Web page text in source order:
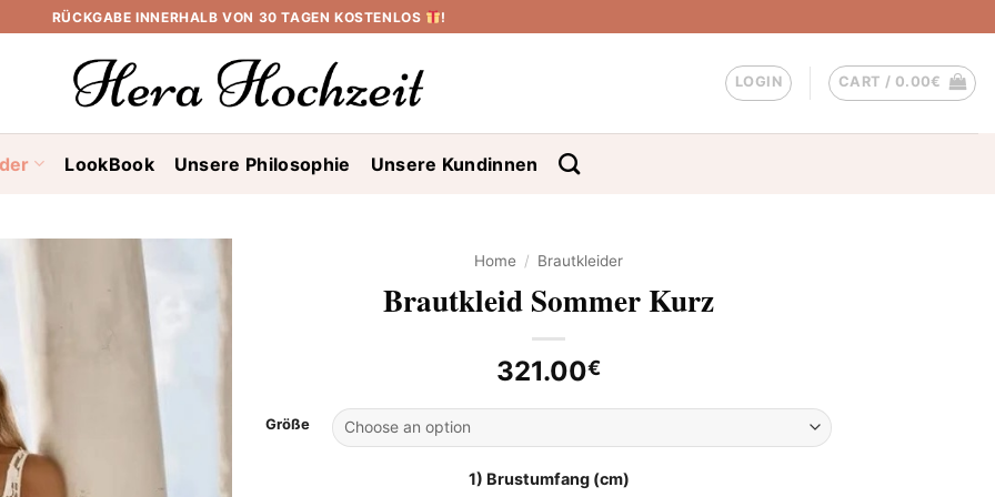
RÜCKGABE INNERHALB VON 30 TAGEN KOSTENLOS !
LOGIN CART / 0.00€
LookBook Unsere Philosophie Unsere Kundinnen
Home / Brautkleider
Brautkleid Sommer Kurz
321.00€
Größe
1) Brustumfang (cm)